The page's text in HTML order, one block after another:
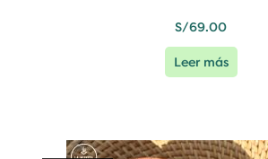
S/69.00
Leer más